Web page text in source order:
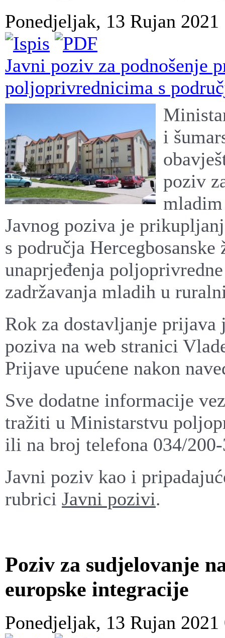
Ponedjeljak, 13 Rujan
Javni poziv za podnošenje
poljoprivrednicima s
i
poziv
Javnog poziva je
s područja
unaprjeđenja
zadržavanja mladih u
Rok za dostavljanje prijava
poziva na web stranici
Prijave upućene nakon
Sve dodatne informacije
tražiti u Ministarstvu
ili na broj telefona 034/
Javni poziv kao i
rubrici Javni pozivi.
Poziv za sudjelovanje
europske integracije
Ponedjeljak, 13 Rujan